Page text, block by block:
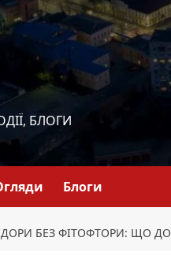
БЛОГИ
Блоги
БЕЗ ФІТОФТОРИ: ЩО